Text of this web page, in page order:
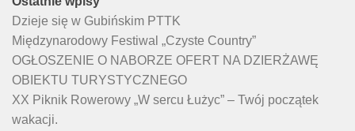
Dzieje się w Gubińskim PTTK
Międzynarodowy Festiwal „Czyste Country”
OGŁOSZENIE O NABORZE OFERT NA DZIERŻAWĘ
OBIEKTU TURYSTYCZNEGO
XX Piknik Rowerowy „W sercu Łużyc” – Twój początek
wakacji.